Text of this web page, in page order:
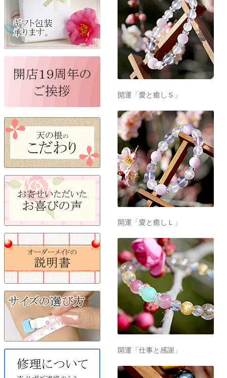
開運「愛と癒しＳ」
開運「愛と癒しＬ」
開運「仕事と感謝」